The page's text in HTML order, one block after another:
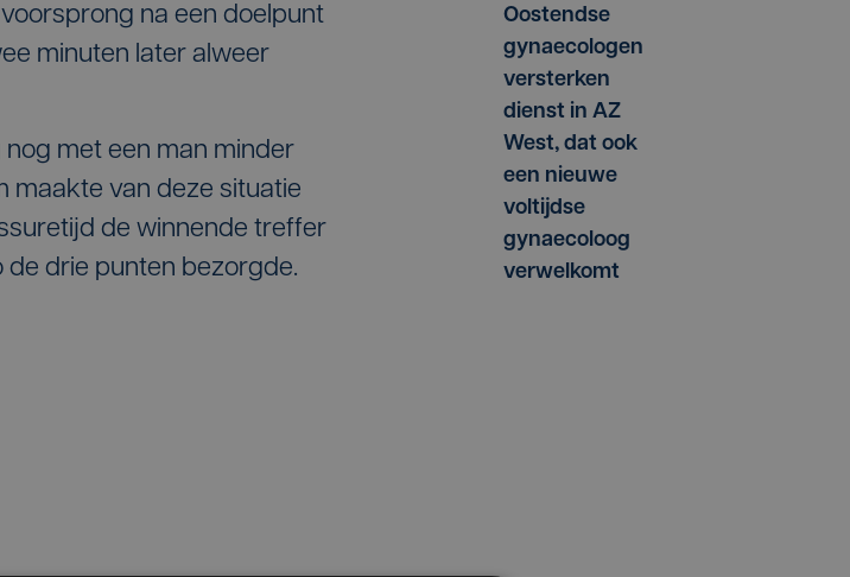
na een doelpunt
minuten later alweer
met een man minder
maakte van deze situatie
de winnende treffer
de drie punten bezorgde.
Oostendse
gynaecologen
versterken
dienst in AZ
West, dat ook
een nieuwe
voltijdse
gynaecoloog
verwelkomt